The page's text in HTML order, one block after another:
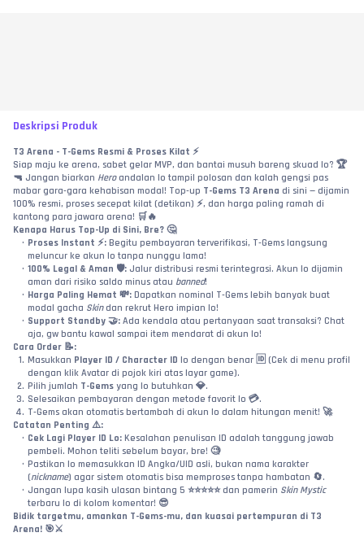
Deskripsi Produk
T3 Arena - T-Gems Resmi & Proses Kilat ⚡
Siap maju ke arena, sabet gelar MVP, dan bantai musuh bareng skuad lo? 🏆
🔫 Jangan biarkan Hero andalan lo tampil polosan dan kalah gengsi pas
mabar gara-gara kehabisan modal! Top-up T-Gems T3 Arena di sini — dijamin
100% resmi, proses secepat kilat (detikan) ⚡, dan harga paling ramah di
kantong para jawara arena! 🛒🔥
Kenapa Harus Top-Up di Sini, Bre? 🤔
Proses Instant ⚡: Begitu pembayaran terverifikasi, T-Gems langsung
meluncur ke akun lo tanpa nunggu lama!
100% Legal & Aman 🛡️: Jalur distribusi resmi terintegrasi. Akun lo dijamin
aman dari risiko saldo minus atau banned!
Harga Paling Hemat 💸: Dapatkan nominal T-Gems lebih banyak buat
modal gacha Skin dan rekrut Hero impian lo!
Support Standby 🤝: Ada kendala atau pertanyaan saat transaksi? Chat
aja, gw bantu kawal sampai item mendarat di akun lo!
Cara Order 📝:
Masukkan Player ID / Character ID lo dengan benar 🆔 (Cek di menu profil
dengan klik Avatar di pojok kiri atas layar game).
Pilih jumlah T-Gems yang lo butuhkan 💎.
Selesaikan pembayaran dengan metode favorit lo 💳.
T-Gems akan otomatis bertambah di akun lo dalam hitungan menit! 🚀
Catatan Penting ⚠️:
Cek Lagi Player ID Lo: Kesalahan penulisan ID adalah tanggung jawab
pembeli. Mohon teliti sebelum bayar, bre! 🧐
Pastikan lo memasukkan ID Angka/UID asli, bukan nama karakter
(nickname) agar sistem otomatis bisa memproses tanpa hambatan 🔄.
Jangan lupa kasih ulasan bintang 5 ⭐⭐⭐⭐⭐ dan pamerin Skin Mystic
terbaru lo di kolom komentar! 😎
Bidik targetmu, amankan T-Gems-mu, dan kuasai pertempuran di T3
Arena! 🎯⚔️